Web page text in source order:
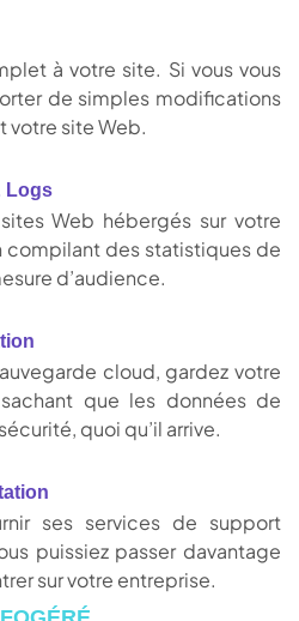
à votre site. Si vous vous
de simples modifications
votre site Web.
Logs
Web hébergés sur votre
compilant des statistiques de
d’audience.
cloud, gardez votre
que les données de
quoi qu’il arrive.
ses services de support
puissiez passer davantage
sur votre entreprise.